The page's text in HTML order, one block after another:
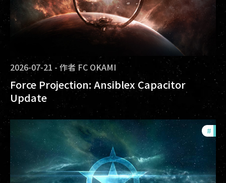
2026-07-21 -作者FC OKAMI
Force Projection: Ansiblex Capacitor
Update
#